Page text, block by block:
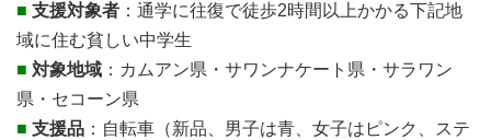
■ 支援対象者 ：通学に往復で徒歩2時間以上かかる下記地
域に住む貧しい中学生
■ 対象地域 ：カムアン県・サワンナケート県・サラワン
県・セコーン県
■ 支援品 ：自転車（新品、男子は青、女子はピンク、ステ